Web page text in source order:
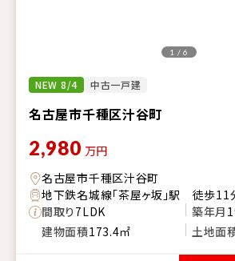
NEW 8/4 中古一戸建
名古屋市千種区汁谷町
1 / 6
2,980 万円
名古屋市千種区汁谷町
地下鉄名城線「茶屋ヶ坂」駅 徒歩11
間取り7LDK 築年月
建物面積173.4㎡ 土地面